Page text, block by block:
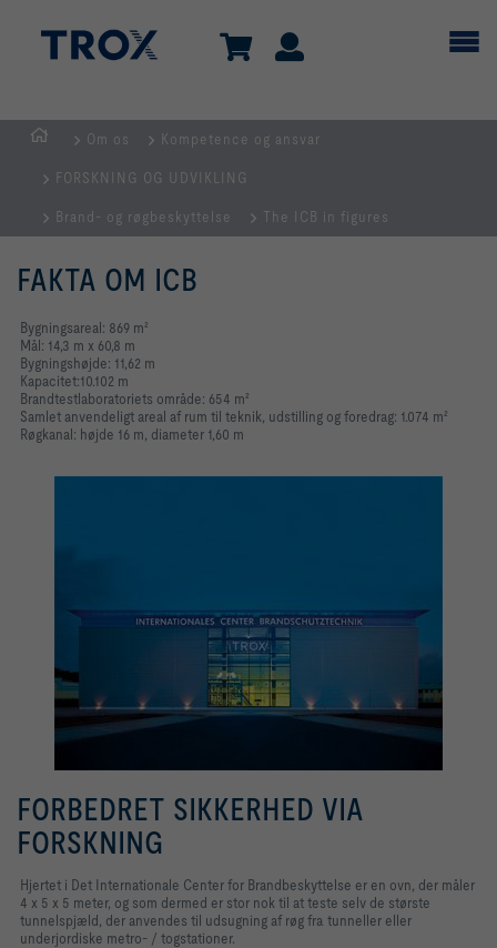
Om os Kompetence og ansvar
FORSKNING OG UDVIKLING
Brand- og røgbeskyttelse The ICB in figures
FAKTA OM ICB
Bygningsareal: 869 m²
Mål: 14,3 m x 60,8 m
Bygningshøjde: 11,62 m
Kapacitet:10.102 m
Brandtestlaboratoriets område: 654 m²
Samlet anvendeligt areal af rum til teknik, udstilling og foredrag: 1.074 m²
Røgkanal: højde 16 m, diameter 1,60 m
FORBEDRET SIKKERHED VIA
FORSKNING
Hjertet i Det Internationale Center for Brandbeskyttelse er en ovn, der måler
4 x 5 x 5 meter, og som dermed er stor nok til at teste selv de største
tunnelspjæld, der anvendes til udsugning af røg fra tunneller eller
underjordiske metro- / togstationer.